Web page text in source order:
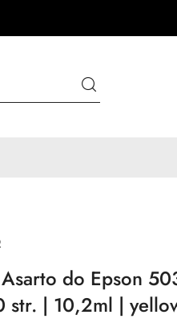
Asarto do Epson
str. | 10,2ml |